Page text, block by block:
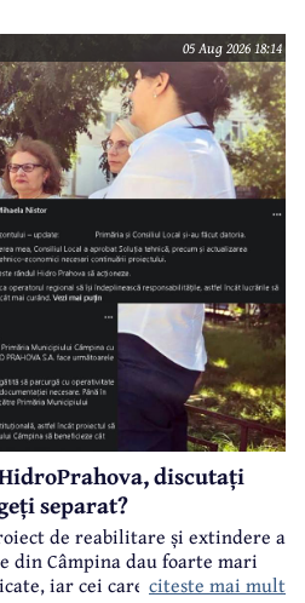
Orizontului, obiectiv
de Investiții ”Anghel
05 Aug 2026 18:14
discutați
separat?
de reabilitare și extindere a
din Câmpina dau foarte mari
iar cei care suferă sunt
citeste mai mult